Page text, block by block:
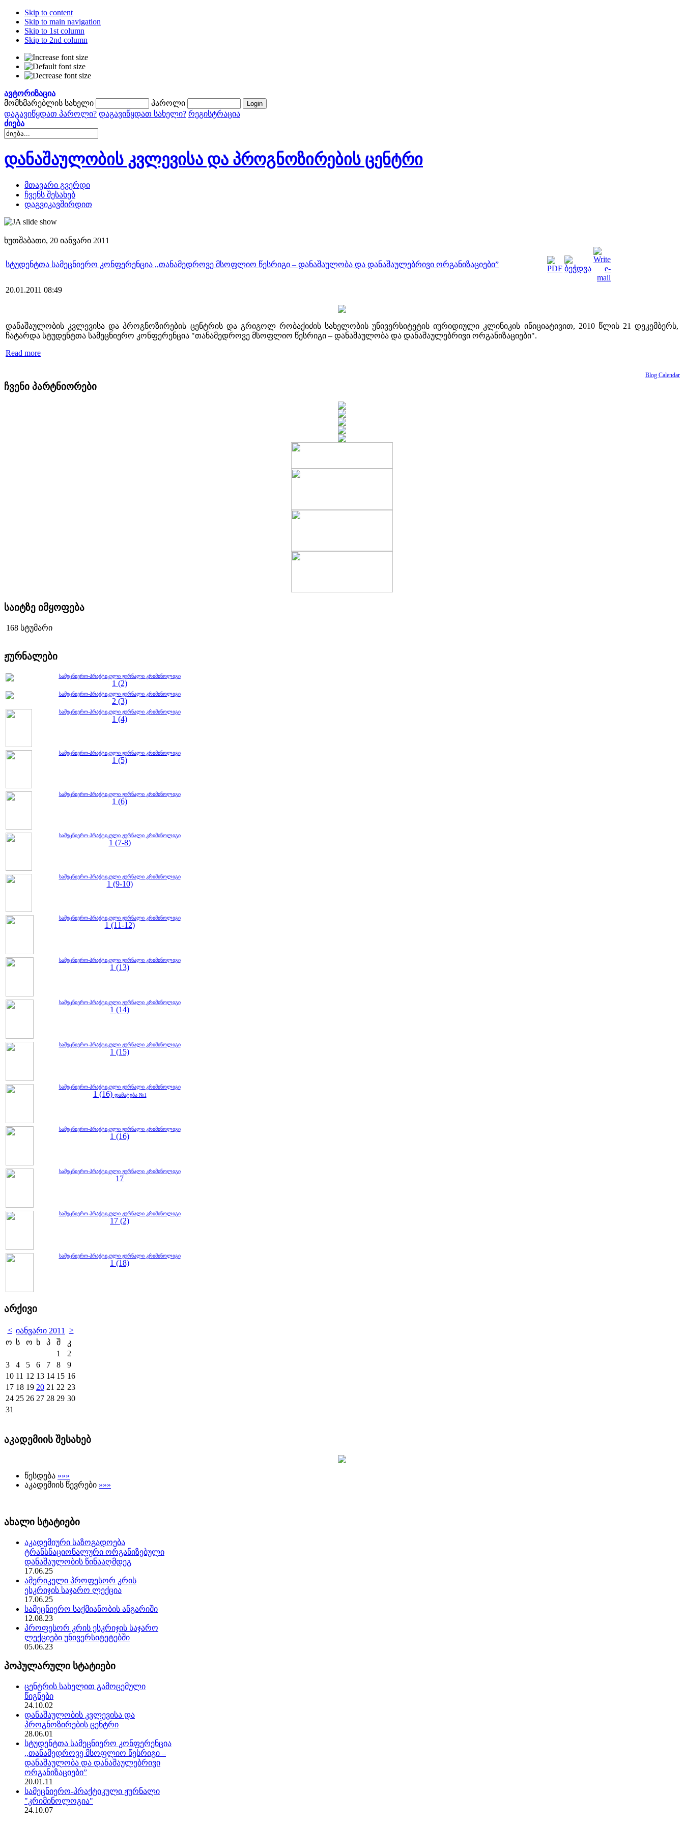
Skip to content
Skip to main navigation
Skip to 1st column
Skip to 2nd column
ავტორიზაცია
მომხმარებლის სახელი
პაროლი
დაგავიწყდათ პაროლი? დაგავიწყდათ სახელი? რეგისტრაცია
ძიება
დანაშაულობის კვლევისა და პროგნოზირების ცენტრი
მთავარი გვერდი
ჩვენს შესახებ
დაგვიკავშირდით
ხუთშაბათი, 20 იანვარი 2011
სტუდენტთა სამეცნიერო კონფერენცია ,,თანამედროვე მსოფლიო წესრიგი – დანაშაულობა და დანაშაულებრივი ორგანიზაციები”
20.01.2011 08:49
დანაშაულობის კვლევისა და პროგნოზირების ცენტრის და გრიგოლ რობაქიძის სახელობის უნივერსიტეტის იურიდიული კლინიკის ინიციატივით, 2010 წლის 21 დეკემბერს,
ჩატარდა სტუდენტთა სამეცნიერო კონფერენცია "თანამედროვე მსოფლიო წესრიგი – დანაშაულობა და დანაშაულებრივი ორგანიზაციები".
Read more
Blog Calendar
ჩვენი პარტნიორები
საიტზე იმყოფება
168 სტუმარი
ჟურნალები
სამეცნიერო-პრაქტიკული ჟურნალი კრიმინოლიგი
1 (2)
სამეცნიერო-პრაქტიკული ჟურნალი კრიმინოლიგი
2 (3)
სამეცნიერო-პრაქტიკული ჟურნალი კრიმინოლიგი
1 (4)
სამეცნიერო-პრაქტიკული ჟურნალი კრიმინოლიგი
1 (5)
სამეცნიერო-პრაქტიკული ჟურნალი კრიმინოლიგი
1 (6)
სამეცნიერო-პრაქტიკული ჟურნალი კრიმინოლიგი
1 (7-8)
სამეცნიერო-პრაქტიკული ჟურნალი კრიმინოლიგი
1 (9-10)
სამეცნიერო-პრაქტიკული ჟურნალი კრიმინოლიგი
1 (11-12)
სამეცნიერო-პრაქტიკული ჟურნალი კრიმინოლიგი
1 (13)
სამეცნიერო-პრაქტიკული ჟურნალი კრიმინოლიგი
1 (14)
სამეცნიერო-პრაქტიკული ჟურნალი კრიმინოლიგი
1 (15)
სამეცნიერო-პრაქტიკული ჟურნალი კრიმინოლიგი
1 (16) დამატება №1
სამეცნიერო-პრაქტიკული ჟურნალი კრიმინოლიგი
1 (16)
სამეცნიერო-პრაქტიკული ჟურნალი კრიმინოლიგი
17
სამეცნიერო-პრაქტიკული ჟურნალი კრიმინოლიგი
17 (2)
სამეცნიერო-პრაქტიკული ჟურნალი კრიმინოლიგი
1 (18)
არქივი
< იანვარი 2011
>
ო ს ო ხ პ შ
კ
1
2
3
4 5 6 7 8
9
10 11 12 13 14 15 16
17 18 19 20 21 22 23
24 25 26 27 28 29 30
31
აკადემიის შესახებ
წესდება »»»
აკადემიის წევრები »»»
ახალი სტატიები
აკადემიური საზოგადოება
ტრანსნაციონალური ორგანიზებული
დანაშაულობის წინააღმდეგ
17.06.25
ამერიკელი პროფესორ კრის
ესკრიჯის საჯარო ლექცია
17.06.25
სამეცნიერო საქმიანობის ანგარიში
12.08.23
პროფესორ კრის ესკრიჯის საჯარო
ლექციები უნივერსიტეტებში
05.06.23
პოპულარული სტატიები
ცენტრის სახელით გამოცემული
წიგნები
24.10.02
დანაშაულობის კვლევისა და
პროგნოზირების ცენტრი
28.06.01
სტუდენტთა სამეცნიერო კონფერენცია
,,თანამედროვე მსოფლიო წესრიგი –
დანაშაულობა და დანაშაულებრივი
ორგანიზაციები”
20.01.11
სამეცნიერო-პრაქტიკული ჟურნალი
"კრიმინოლოგია"
24.10.07